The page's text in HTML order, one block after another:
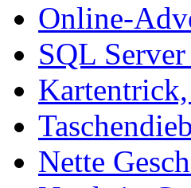
Online-
SQL
Nette